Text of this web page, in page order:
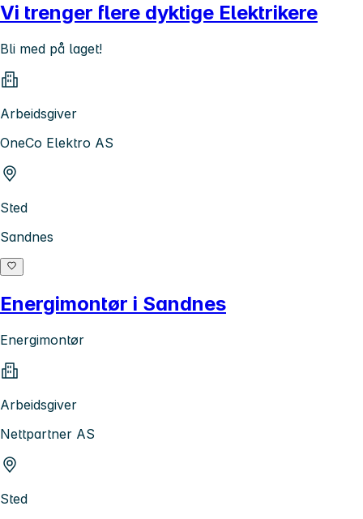
Vi trenger flere dyktige Elektrikere
Bli med på laget!
Arbeidsgiver
OneCo Elektro AS
Sted
Sandnes
Energimontør i Sandnes
Energimontør
Arbeidsgiver
Nettpartner AS
Sted